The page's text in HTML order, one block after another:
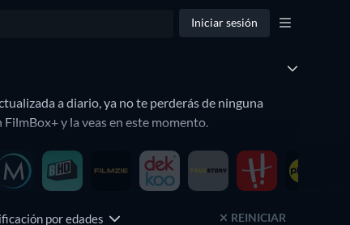
Iniciar sesión
a diario, ya no te perderás de ninguna
y la veas en este momento.
por edades REINICIAR